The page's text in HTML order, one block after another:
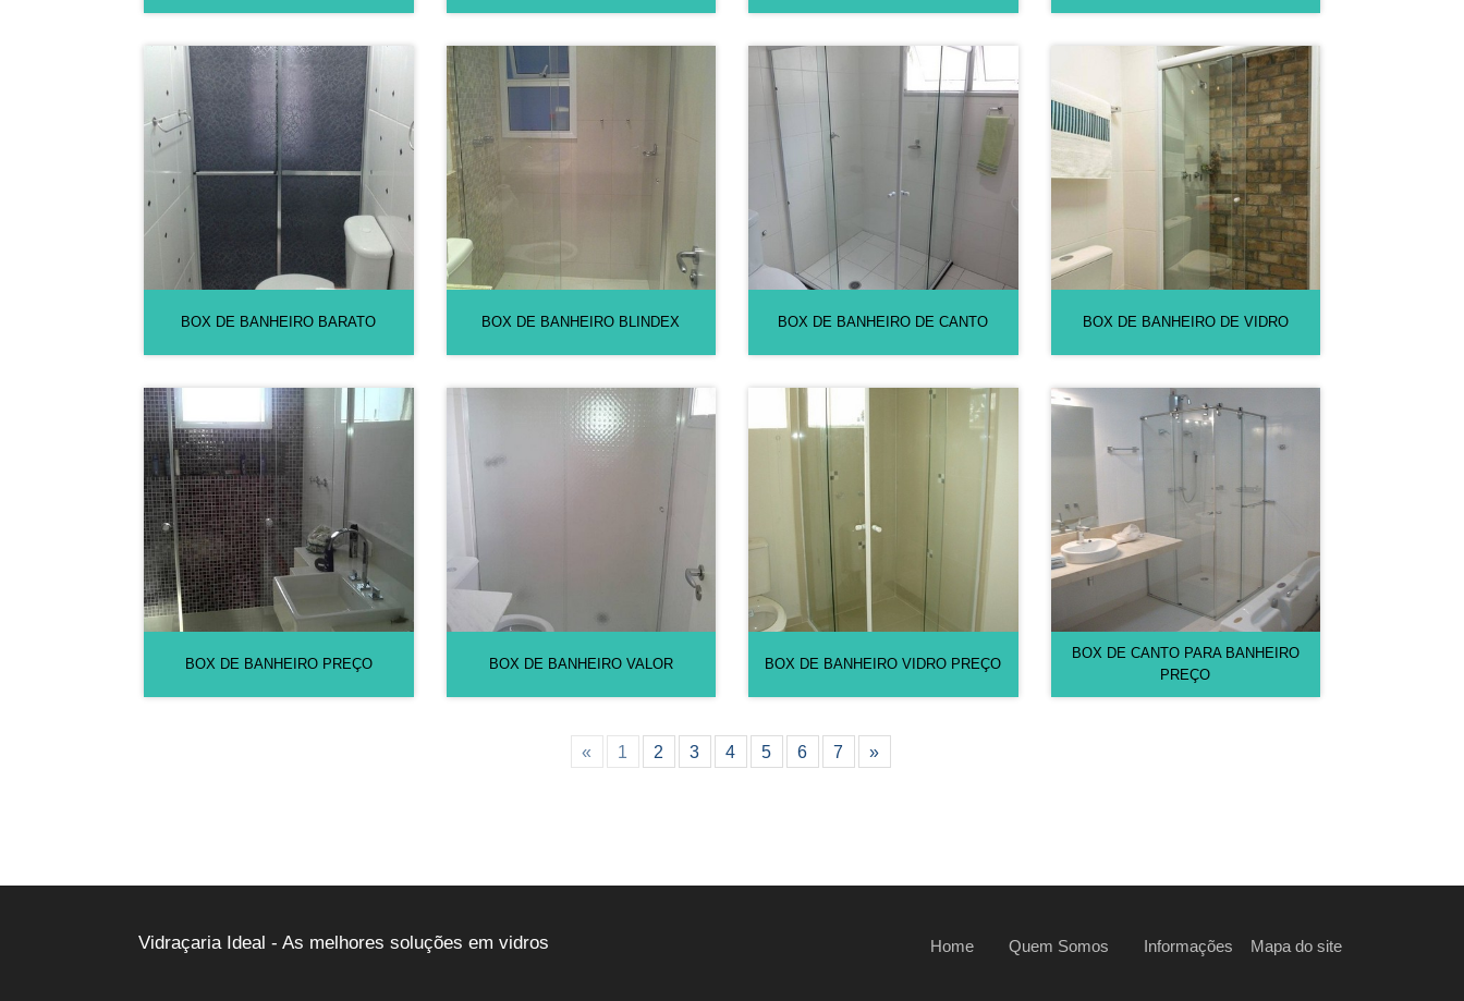
BOX DE BANHEIRO BARATO BOX DE BANHEIRO BLINDEX BOX DE BANHEIRO DE CANTO BOX DE BANHEIRO DE VIDRO
BOX DE BANHEIRO PREÇO BOX DE BANHEIRO VALOR BOX DE BANHEIRO VIDRO PREÇO
BOX DE CANTO PARA BANHEIRO
PREÇO
« 1 2 3 4 5 6 7 »
Vidraçaria Ideal - As melhores soluções em vidros Home Quem Somos Informações Mapa do site